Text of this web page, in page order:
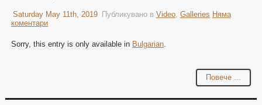
Saturday May 11th, 2019 Публикувано в Video, Galleries Няма
коментари
Sorry, this entry is only available in Bulgarian.
Повече ...